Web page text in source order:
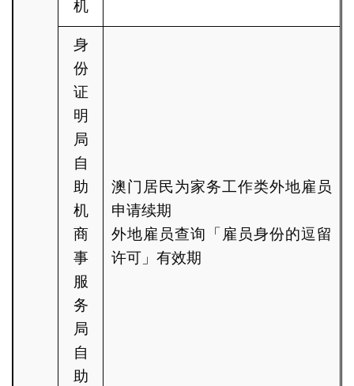
机
身
份
证
明
局
自
助
机
商
事
服
务
局
自
助
澳门居民为家务工作类外地雇员
申请续期
外地雇员查询「雇员身份的逗留
许可」有效期